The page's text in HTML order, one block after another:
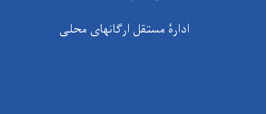
ادارۀ مستقل ارگانهای محلی